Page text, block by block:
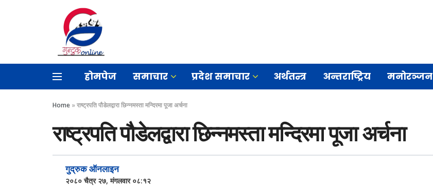
होमपेज समाचार प्रदेश समाचार अर्थतन्त्र अन्तराष्ट्रिय मनोरञ्जन
Home »राष्ट्रपति पौडेलद्वारा छिन्नमस्ता मन्दिरमा पूजा अर्चना
राष्ट्रपति पौडेलद्वारा छिन्नमस्ता मन्दिरमा पूजा अर्चना
गुद्रुक ऑनलाइन
२०८० चैत्र २७, मंगलवार ०८:१२